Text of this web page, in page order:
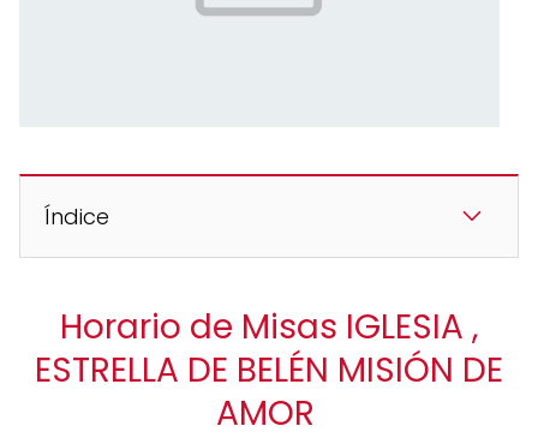
Índice
Horario de Misas IGLESIA ,
ESTRELLA DE BELÉN MISIÓN DE
AMOR